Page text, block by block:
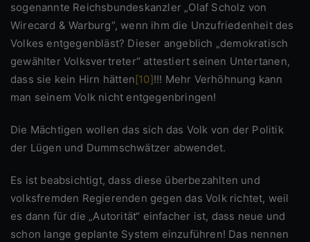
sogenannte Reichsbundeskanzler „Olaf Scholz von
Wirecard & Warburg“, wenn ihm die Unzufriedenheit des
Volkes entgegenbläst? Dieser angeblich „demokratisch
gewählter Volksvertreter“ attestiert seinen Untertanen,
dass sie kein Hirn hätten[10]!!! Mehr Verhöhnung kann
man seinem Volk nicht entgegenbringen!
Die Mächtigen wollen das sich das Volk von der Politik
der Lügen und Dummschwätzer abwendet.
Es ist beabsichtigt, dass diese überbezahlten und
volksfremden Regierenden gegen das Volk richtet, weil
es dann für die „Autorität“ einfacher ist, dass neue und
schon lange geplante System einzuführen! Das nennen